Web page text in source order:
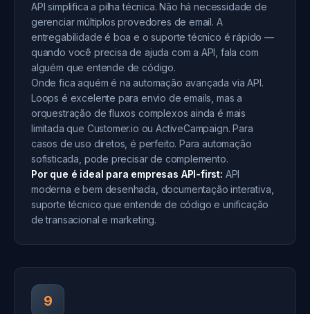
API simplifica a pilha técnica. Não há necessidade de
gerenciar múltiplos provedores de email. A
entregabilidade é boa e o suporte técnico é rápido —
quando você precisa de ajuda com a API, fala com
alguém que entende de código.
Onde fica aquém é na automação avançada via API.
Loops é excelente para envio de emails, mas a
orquestração de fluxos complexos ainda é mais
limitada que Customer.io ou ActiveCampaign. Para
casos de uso diretos, é perfeito. Para automação
sofisticada, pode precisar de complemento.
Por que é ideal para empresas API-first: API
moderna e bem desenhada, documentação interativa,
suporte técnico que entende de código e unificação
de transacional e marketing.
9